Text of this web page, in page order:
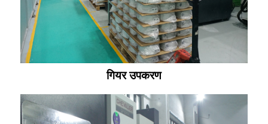
गियर उपकरण